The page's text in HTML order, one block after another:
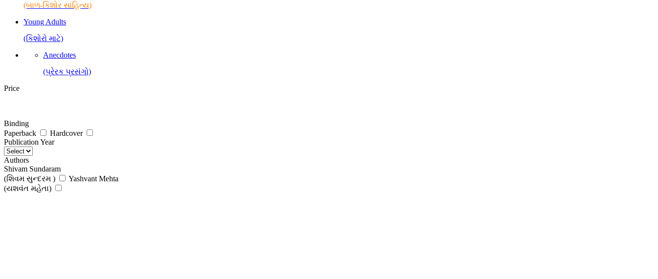
(બાળ-કિશોર સાહિત્ય)
Young Adults
(કિશોરો માટે)
Anecdotes
(પ્રેરક પ્રસંગો)
Price
Binding
Paperback
Hardcover
Publication Year
Authors
Shivam Sundaram
(શિવમ સુન્દરમ )
Yashvant Mehta
(યશવંત મહેતા)